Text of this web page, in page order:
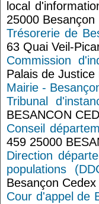
local
25000 Besançon
Trésorerie de
63 Quai Veil-
Commission
Palais de
Mairie -
Tribunal
BESANCON
Conseil
459 25000
Direction
populations
Besançon Cedex
Cour d'appel de